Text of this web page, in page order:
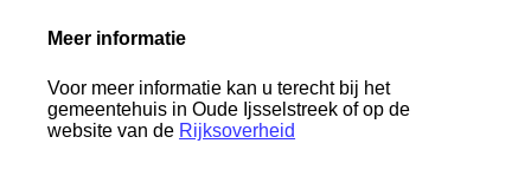
Meer informatie
Voor meer informatie kan u terecht bij het
gemeentehuis in Oude Ijsselstreek of op de
website van de Rijksoverheid